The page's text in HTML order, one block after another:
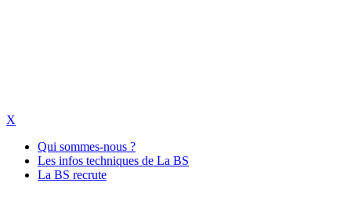
X
Qui sommes-nous ?
Les infos techniques de La BS
La BS recrute